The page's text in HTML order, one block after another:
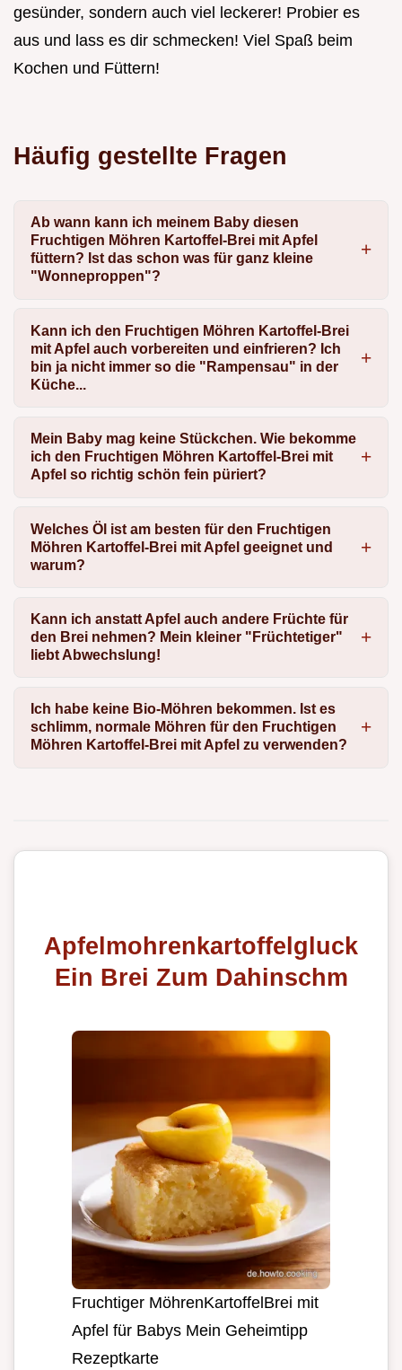
gesünder, sondern auch viel leckerer! Probier es
aus und lass es dir schmecken! Viel Spaß beim
Kochen und Füttern!
Häufig gestellte Fragen
Ab wann kann ich meinem Baby diesen
Fruchtigen Möhren Kartoffel-Brei mit Apfel
füttern? Ist das schon was für ganz kleine
"Wonneproppen"?
Kann ich den Fruchtigen Möhren Kartoffel-Brei
mit Apfel auch vorbereiten und einfrieren? Ich
bin ja nicht immer so die "Rampensau" in der
Küche...
Mein Baby mag keine Stückchen. Wie bekomme
ich den Fruchtigen Möhren Kartoffel-Brei mit
Apfel so richtig schön fein püriert?
Welches Öl ist am besten für den Fruchtigen
Möhren Kartoffel-Brei mit Apfel geeignet und
warum?
Kann ich anstatt Apfel auch andere Früchte für
den Brei nehmen? Mein kleiner "Früchtetiger"
liebt Abwechslung!
Ich habe keine Bio-Möhren bekommen. Ist es
schlimm, normale Möhren für den Fruchtigen
Möhren Kartoffel-Brei mit Apfel zu verwenden?
Apfelmohrenkartoffelgluck
Ein Brei Zum Dahinschm
Fruchtiger MöhrenKartoffelBrei mit
Apfel für Babys Mein Geheimtipp
Rezeptkarte